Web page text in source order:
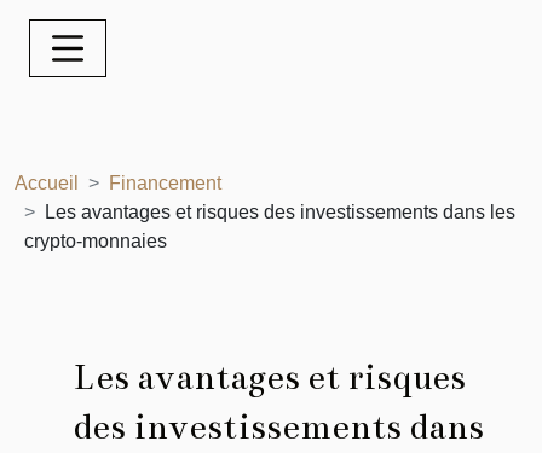
Accueil
Financement
Les avantages et risques des investissements dans les
crypto-monnaies
Les avantages et risques
des investissements dans